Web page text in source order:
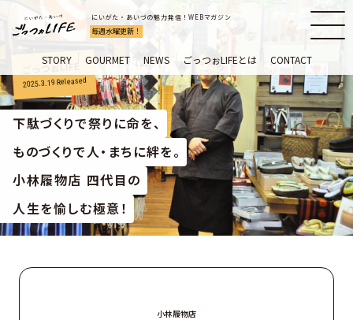
にいがた・あいづの魅力発信！WEBマガジン
毎週水曜更新！
STORY GOURMET NEWS ごっつぉLIFEとは CONTACT
ごっつぉLIFE
2025.3.19Released
下駄づくりで祭りに命を、
ものづくりで人・まちに絆を。
小林履物店 四代目の
人生を愉しむ極意！
小林履物店